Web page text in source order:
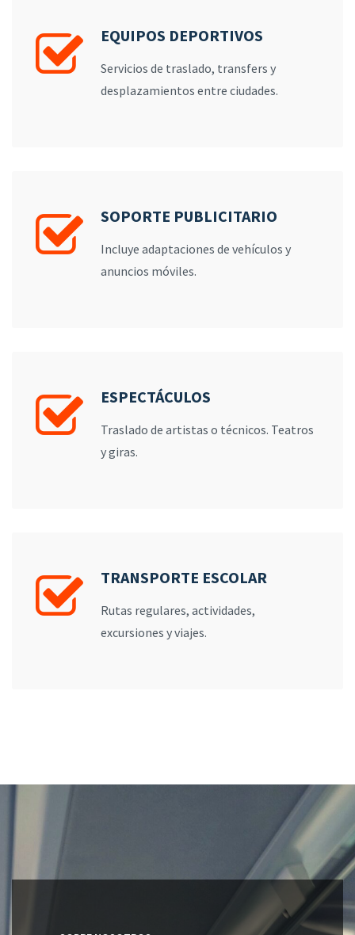
EQUIPOS DEPORTIVOS
Servicios de traslado, transfers y
desplazamientos entre ciudades.
SOPORTE PUBLICITARIO
Incluye adaptaciones de vehículos y
anuncios móviles.
ESPECTÁCULOS
Traslado de artistas o técnicos. Teatros
y giras.
TRANSPORTE ESCOLAR
Rutas regulares, actividades,
excursiones y viajes.